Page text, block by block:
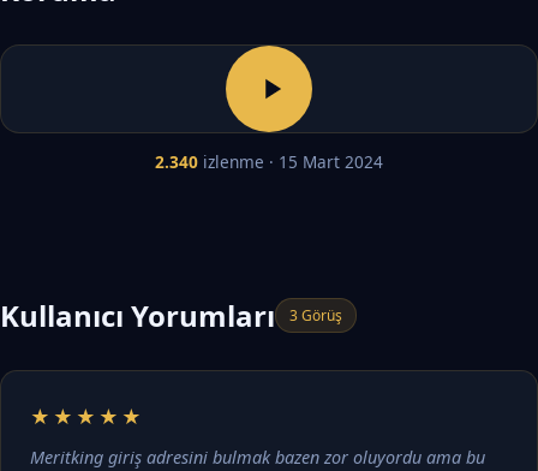
2.340 izlenme · 15 Mart 2024
Kullanıcı Yorumları 3 Görüş
★★★★★
Meritking giriş adresini bulmak bazen zor oluyordu ama bu